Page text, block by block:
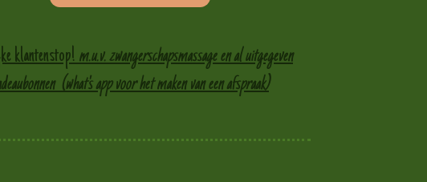
klantenstop! m.u.v. zwangerschapsmassage en al uitgegeven
(what's app voor het maken van een afspraak)